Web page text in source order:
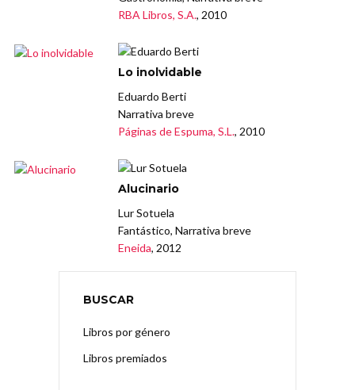
RBA Libros, S.A., 2010
Lo inolvidable
Eduardo Berti
Narrativa breve
Páginas de Espuma, S.L., 2010
Alucinario
Lur Sotuela
Fantástico, Narrativa breve
Eneida, 2012
BUSCAR
Libros por género
Libros premiados